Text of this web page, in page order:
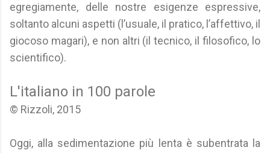
egregiamente, delle nostre esigenze espressive,
soltanto alcuni aspetti (l’usuale, il pratico, l’affettivo, il
giocoso magari), e non altri (il tecnico, il filosofico, lo
scientifico).
L'italiano in 100 parole
© Rizzoli, 2015
Oggi, alla sedimentazione più lenta è subentrata la